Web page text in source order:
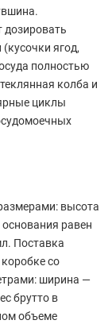
дозировать
ягод,
полностью
колба и
циклы
высота
равен
Поставка
со
ширина —
брутто в
объеме